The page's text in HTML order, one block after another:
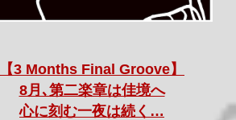
【3 Months Final Groove】
8月､第二楽章は佳境へ
心に刻む一夜は続く…